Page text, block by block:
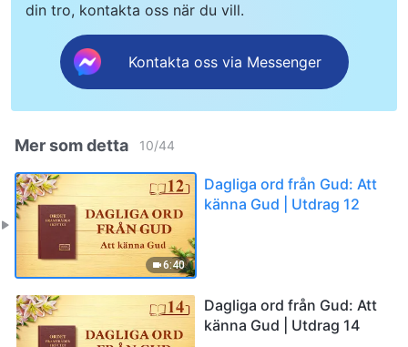
din tro, kontakta oss när du vill.
Kontakta oss via Messenger
Mer som detta 10/44
6:40
Dagliga ord från Gud: Att
känna Gud | Utdrag 12
Dagliga ord från Gud: Att
känna Gud | Utdrag 14